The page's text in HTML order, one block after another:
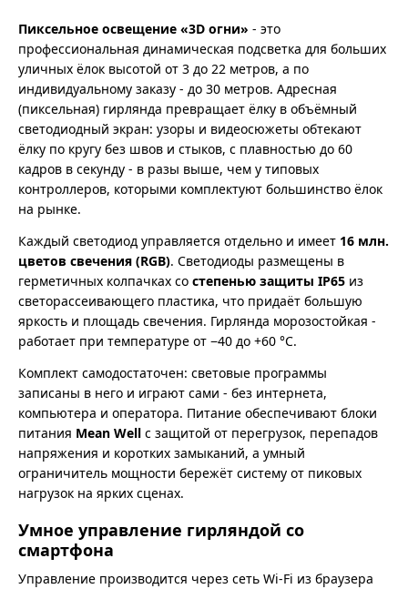
Пиксельное освещение «3D огни» - это
профессиональная динамическая подсветка для больших
уличных ёлок высотой от 3 до 22 метров, а по
индивидуальному заказу - до 30 метров. Адресная
(пиксельная) гирлянда превращает ёлку в объёмный
светодиодный экран: узоры и видеосюжеты обтекают
ёлку по кругу без швов и стыков, с плавностью до 60
кадров в секунду - в разы выше, чем у типовых
контроллеров, которыми комплектуют большинство ёлок
на рынке.
Каждый светодиод управляется отдельно и имеет 16 млн.
цветов свечения (RGB). Светодиоды размещены в
герметичных колпачках со степенью защиты IP65 из
светорассеивающего пластика, что придаёт большую
яркость и площадь свечения. Гирлянда морозостойкая -
работает при температуре от −40 до +60 °C.
Комплект самодостаточен: световые программы
записаны в него и играют сами - без интернета,
компьютера и оператора. Питание обеспечивают блоки
питания Mean Well с защитой от перегрузок, перепадов
напряжения и коротких замыканий, а умный
ограничитель мощности бережёт систему от пиковых
нагрузок на ярких сценах.
Умное управление гирляндой со
смартфона
Управление производится через сеть Wi-Fi из браузера